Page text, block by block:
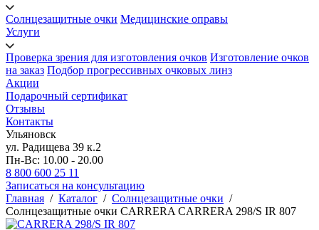
Солнцезащитные очки Медицинские оправы
Услуги
Проверка зрения для изготовления очков Изготовление очков
на заказ Подбор прогрессивных очковых линз
Акции
Подарочный сертификат
Отзывы
Контакты
Ульяновск
ул. Радищева 39 к.2
Пн-Вс: 10.00 - 20.00
8 800 600 25 11
Записаться на консультацию
Главная / Каталог / Солнцезащитные очки /
Солнцезащитные очки CARRERA CARRERA 298/S IR 807